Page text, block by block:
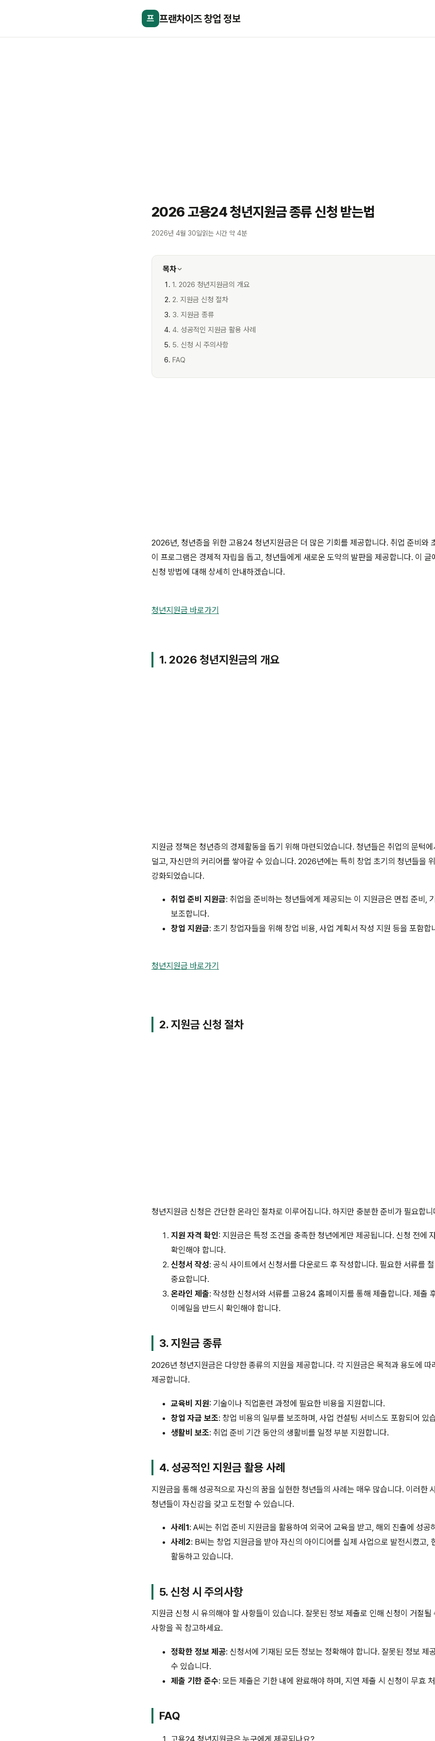
프 프랜차이즈 창업 정보
2026 고용24 청년지원금 종류 신청 받는법
2026년 4월 30일읽는 시간 약 4분
목차
1. 2026 청년지원금의 개요
2. 지원금 신청 절차
3. 지원금 종류
4. 성공적인 지원금 활용 사례
5. 신청 시 주의사항
FAQ
2026년, 청년층을 위한 고용24 청년지원금은 더 많은 기회를 제공합니다. 취업 준비와
이 프로그램은 경제적 자립을 돕고, 청년들에게 새로운 도약의 발판을 제공합니다. 이 글
신청 방법에 대해 상세히 안내하겠습니다.
청년지원금 바로가기
1. 2026 청년지원금의 개요
지원금 정책은 청년층의 경제활동을 돕기 위해 마련되었습니다. 청년들은 취업의 문턱
덜고, 자신만의 커리어를 쌓아갈 수 있습니다. 2026년에는 특히 창업 초기의 청년들을
강화되었습니다.
취업 준비 지원금: 취업을 준비하는 청년들에게 제공되는 이 지원금은 면접 준비,
보조합니다.
창업 지원금: 초기 창업자들을 위해 창업 비용, 사업 계획서 작성 지원 등을 포함합
청년지원금 바로가기
2. 지원금 신청 절차
청년지원금 신청은 간단한 온라인 절차로 이루어집니다. 하지만 충분한 준비가 필요합니
지원 자격 확인: 지원금은 특정 조건을 충족한 청년에게만 제공됩니다. 신청 전에
확인해야 합니다.
신청서 작성: 공식 사이트에서 신청서를 다운로드 후 작성합니다. 필요한 서류를
중요합니다.
온라인 제출: 작성한 신청서와 서류를 고용24 홈페이지를 통해 제출합니다. 제출
이메일을 반드시 확인해야 합니다.
3. 지원금 종류
2026년 청년지원금은 다양한 종류의 지원을 제공합니다. 각 지원금은 목적과 용도에 따
제공합니다.
교육비 지원: 기술이나 직업훈련 과정에 필요한 비용을 지원합니다.
창업 자금 보조: 창업 비용의 일부를 보조하며, 사업 컨설팅 서비스도 포함되어 있
생활비 보조: 취업 준비 기간 동안의 생활비를 일정 부분 지원합니다.
4. 성공적인 지원금 활용 사례
지원금을 통해 성공적으로 자신의 꿈을 실현한 청년들의 사례는 매우 많습니다. 이러한
청년들이 자신감을 갖고 도전할 수 있습니다.
사례1: A씨는 취업 준비 지원금을 활용하여 외국어 교육을 받고, 해외 진출에 성공
사례2: B씨는 창업 지원금을 받아 자신의 아이디어를 실제 사업으로 발전시켰고,
활동하고 있습니다.
5. 신청 시 주의사항
지원금 신청 시 유의해야 할 사항들이 있습니다. 잘못된 정보 제출로 인해 신청이 거절될
사항을 꼭 참고하세요.
정확한 정보 제공: 신청서에 기재된 모든 정보는 정확해야 합니다. 잘못된 정보 제
수 있습니다.
제출 기한 준수: 모든 제출은 기한 내에 완료해야 하며, 지연 제출 시 신청이 무효
FAQ